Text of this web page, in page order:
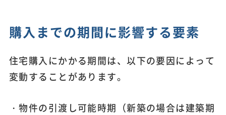
購入までの期間に影響する要素
住宅購入にかかる期間は、以下の要因によって
変動することがあります。
・物件の引渡し可能時期（新築の場合は建築期